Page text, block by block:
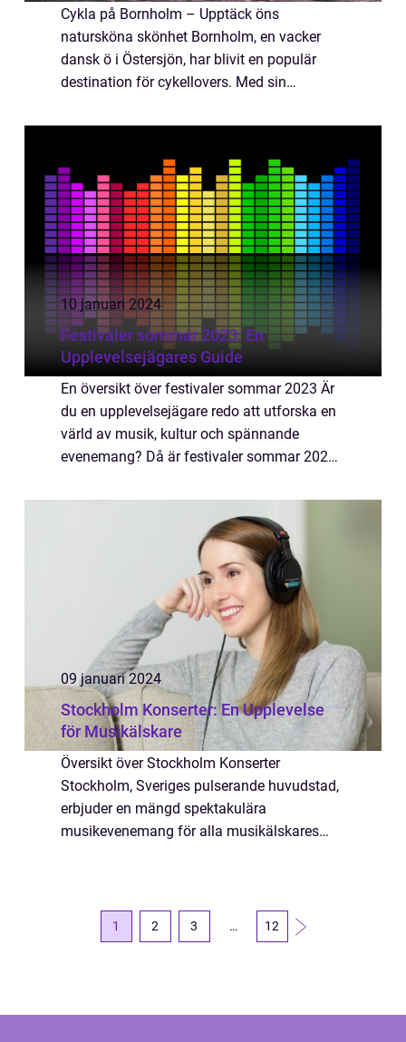
Cykla på Bornholm – Upptäck öns
natursköna skönhet Bornholm, en vacker
dansk ö i Östersjön, har blivit en populär
destination för cykellovers. Med sin
cykelinfrastruktur är Bornholm den perfekta
10 januari 2024
Festivaler sommar 2023: En
Upplevelsejägares Guide
En översikt över festivaler sommar 2023 Är
du en upplevelsejägare redo att utforska en
värld av musik, kultur och spännande
evenemang? Då är festivaler sommar 2023
av festivaler runt om i världen är det en...
09 januari 2024
Stockholm Konserter: En Upplevelse
för Musikälskare
Översikt över Stockholm Konserter
Stockholm, Sveriges pulserande huvudstad,
erbjuder en mängd spektakulära
musikevenemang för alla musikälskares
1 2 3 … 12